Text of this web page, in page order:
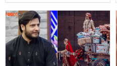
سے زیادہ ذائقہ دار اور
خوشبودار بریانی بنائے